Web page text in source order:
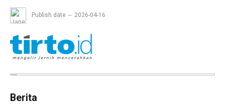
Publish date 2026-04-16
Berita